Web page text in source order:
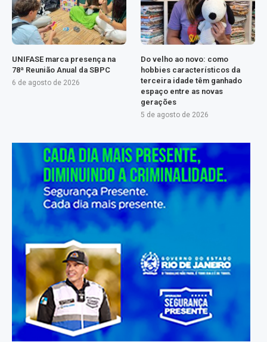
UNIFASE marca presença na
78ª Reunião Anual da SBPC
6 de agosto de 2026
Do velho ao novo: como
hobbies característicos da
terceira idade têm ganhado
espaço entre as novas
gerações
5 de agosto de 2026